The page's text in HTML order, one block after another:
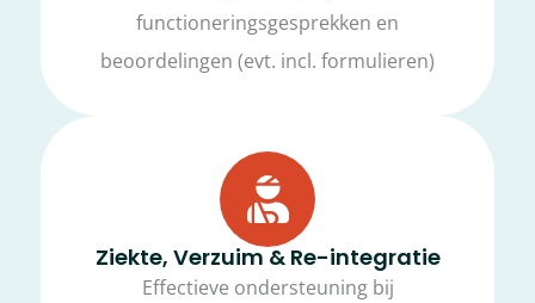
functioneringsgesprekken en
beoordelingen (evt. incl. formulieren)
Ziekte, Verzuim & Re-integratie
Effectieve ondersteuning bij